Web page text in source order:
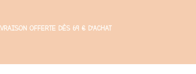
OFFERTE DÈS 69 € D'ACHAT